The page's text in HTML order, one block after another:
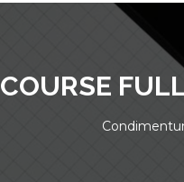
COURSE